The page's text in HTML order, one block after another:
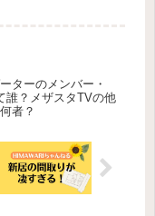
ターのメンバー・
誰？メザスタTVの他
者？